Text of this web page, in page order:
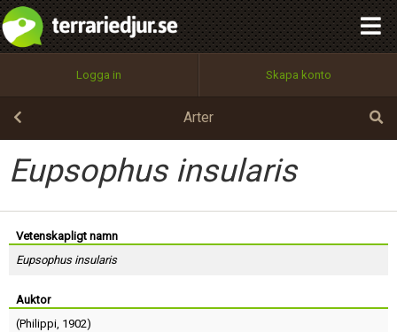
Logga in Skapa konto
Arter
Eupsophus insularis
Vetenskapligt namn
Eupsophus insularis
Auktor
(Philippi, 1902)
Utför
100%
OK
integritetspolicy
Namn:
Epost:
Användarnamn:
Lösenord:
Begär nytt lösenord
Tillbaka till förstasidan